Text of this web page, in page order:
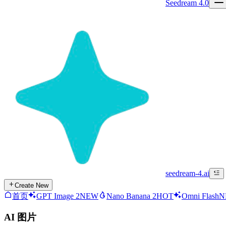
Seedream 4.0
seedream-4.ai
Create New
首页 GPT Image 2NEW Nano Banana 2HOT Omni Flash
AI 图片